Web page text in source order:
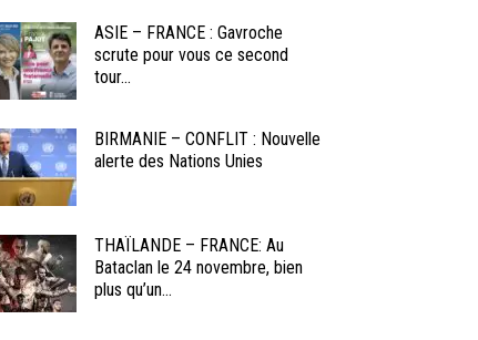
ASIE – FRANCE : Gavroche
scrute pour vous ce second
tour...
BIRMANIE – CONFLIT : Nouvelle
alerte des Nations Unies
THAÏLANDE – FRANCE: Au
Bataclan le 24 novembre, bien
plus qu’un...